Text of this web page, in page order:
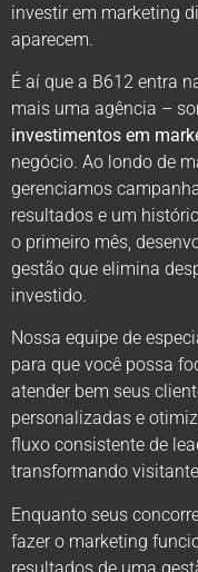
investir em marketing
aparecem.
É aí que a B612 entra
mais uma agência –
investimentos em
negócio. Ao londo de
gerenciamos
resultados e um
o primeiro mês,
gestão que elimina
investido.
Nossa equipe de
para que você possa
atender bem seus
personalizadas e
fluxo consistente de
transformando
Enquanto seus
fazer o marketing